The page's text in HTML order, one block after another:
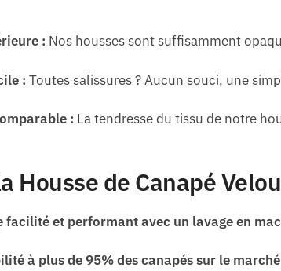
: Nos housses sont suffisamment
: Toutes salissures ? Aucun souci, une
: La tendresse du tissu de notre
Housse de Canapé
facilité et performant avec un lavage en
à plus de 95% des canapés sur le marché